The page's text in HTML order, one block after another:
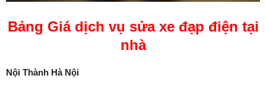
Bảng Giá dịch vụ sửa xe đạp điện tại
nhà
Nội Thành Hà Nội